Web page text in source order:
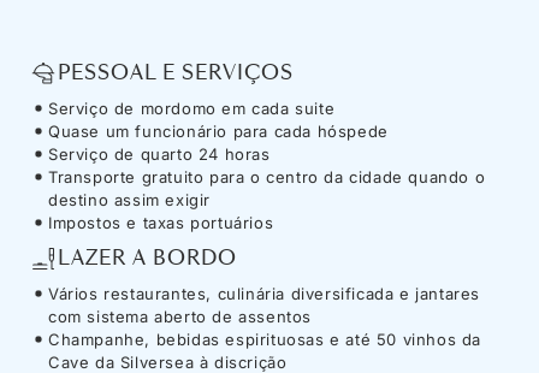
PESSOAL E SERVIÇOS
Serviço de mordomo em cada suite
Quase um funcionário para cada hóspede
Serviço de quarto 24 horas
Transporte gratuito para o centro da cidade quando o
destino assim exigir
Impostos e taxas portuários
LAZER A BORDO
Vários restaurantes, culinária diversificada e jantares
com sistema aberto de assentos
Champanhe, bebidas espirituosas e até 50 vinhos da
Cave da Silversea à discrição